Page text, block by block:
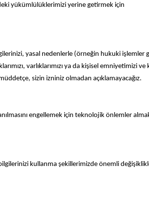
yükümlülüklerimizi yerine getirmek için
yasal nedenlerle (örneğin hukuki işlemler
varlıklarımızı ya da kişisel emniyetimizi
sizin izniniz olmadan açıklamayacağız.
engellemek için teknolojik önlemler
kullanma şekillerimizde önemli